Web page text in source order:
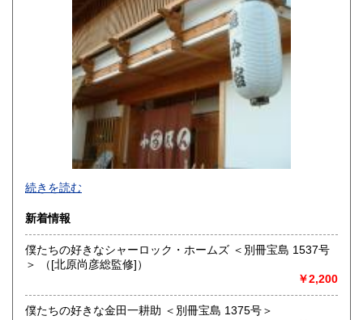
600円
追分コロニーは「豊かな暮らし」をテーマにした「村の古本
屋」です。人が精神的に豊かな生活を送るための 様々な遊び
的「衣・食・住、アート、音楽、旅、 趣味、健康、文芸、経
済、社会、哲学、政治」 等の幅広いテーマを扱います。
続きを読む
新着情報
僕たちの好きなシャーロック・ホームズ ＜別冊宝島 1537号
＞ （[北原尚彦総監修]）
￥2,200
僕たちの好きな金田一耕助 ＜別冊宝島 1375号＞